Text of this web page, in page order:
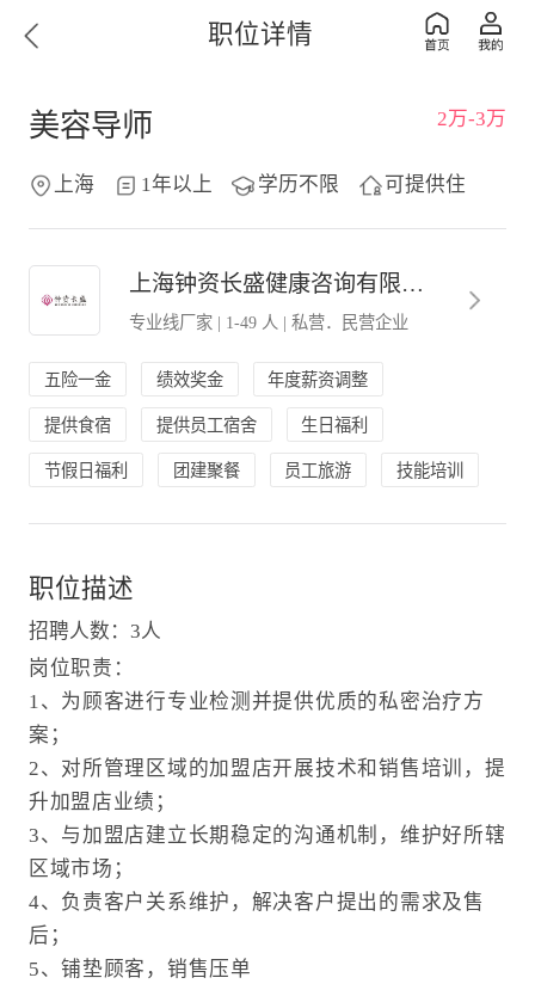
职位详情
美容导师 2万-3万
上海 1年以上 学历不限 可提供住
上海钟资长盛健康咨询有限公司
专业线厂家 | 1-49 人 | 私营．民营企业
五险一金 绩效奖金 年度薪资调整
提供食宿 提供员工宿舍 生日福利
节假日福利 团建聚餐 员工旅游 技能培训
职位描述
招聘人数：3人
岗位职责：
1、为顾客进行专业检测并提供优质的私密治疗方
案；
2、对所管理区域的加盟店开展技术和销售培训，提
升加盟店业绩；
3、与加盟店建立长期稳定的沟通机制，维护好所辖
区域市场；
4、负责客户关系维护，解决客户提出的需求及售
后；
5、铺垫顾客，销售压单